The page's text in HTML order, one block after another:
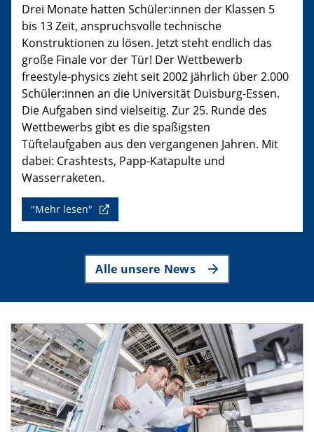
Drei Monate hatten Schüler:innen der Klassen 5
bis 13 Zeit, anspruchsvolle technische
Konstruktionen zu lösen. Jetzt steht endlich das
große Finale vor der Tür! Der Wettbewerb
freestyle-physics zieht seit 2002 jährlich über 2.000
Schüler:innen an die Universität Duisburg-Essen.
Die Aufgaben sind vielseitig. Zur 25. Runde des
Wettbewerbs gibt es die spaßigsten
Tüftelaufgaben aus den vergangenen Jahren. Mit
dabei: Crashtests, Papp-Katapulte und
Wasserraketen.
"Mehr lesen"
Alle unsere News